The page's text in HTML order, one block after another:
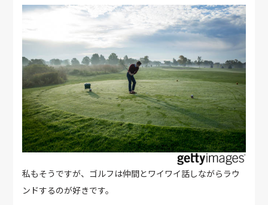
私もそうですが、ゴルフは仲間とワイワイ話しながらラウ
ンドするのが好きです。